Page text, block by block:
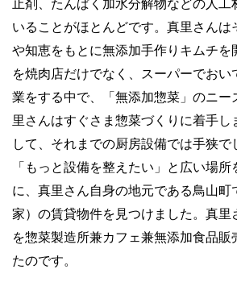
止剤、たんぱく加水分解物などの人工
いることがほとんどです。真里さんは
や知恵をもとに無添加手作りキムチを
を焼肉店だけでなく、スーパーでおい
業をする中で、「無添加惣菜」のニー
里さんはすぐさま惣菜づくりに着手し
して、それまでの厨房設備では手狭で
「もっと設備を整えたい」と広い場所
に、真里さん自身の地元である鳥山町
家）の賃貸物件を見つけました。真里
を惣菜製造所兼カフェ兼無添加食品販
たのです。